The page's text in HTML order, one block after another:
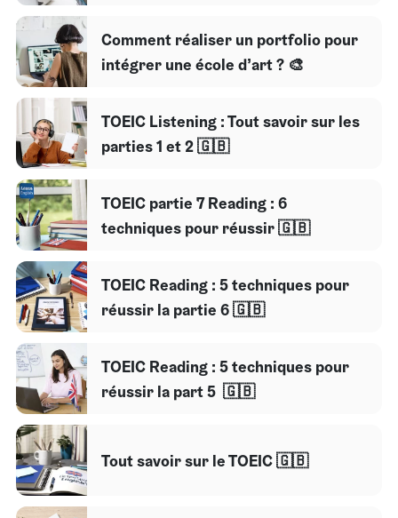
Comment réaliser un portfolio pour
intégrer une école d’art ? 🎨
TOEIC Listening : Tout savoir sur les
parties 1 et 2 🇬🇧
TOEIC partie 7 Reading : 6
techniques pour réussir 🇬🇧
TOEIC Reading : 5 techniques pour
réussir la partie 6 🇬🇧
TOEIC Reading : 5 techniques pour
réussir la part 5 🇬🇧
Tout savoir sur le TOEIC 🇬🇧